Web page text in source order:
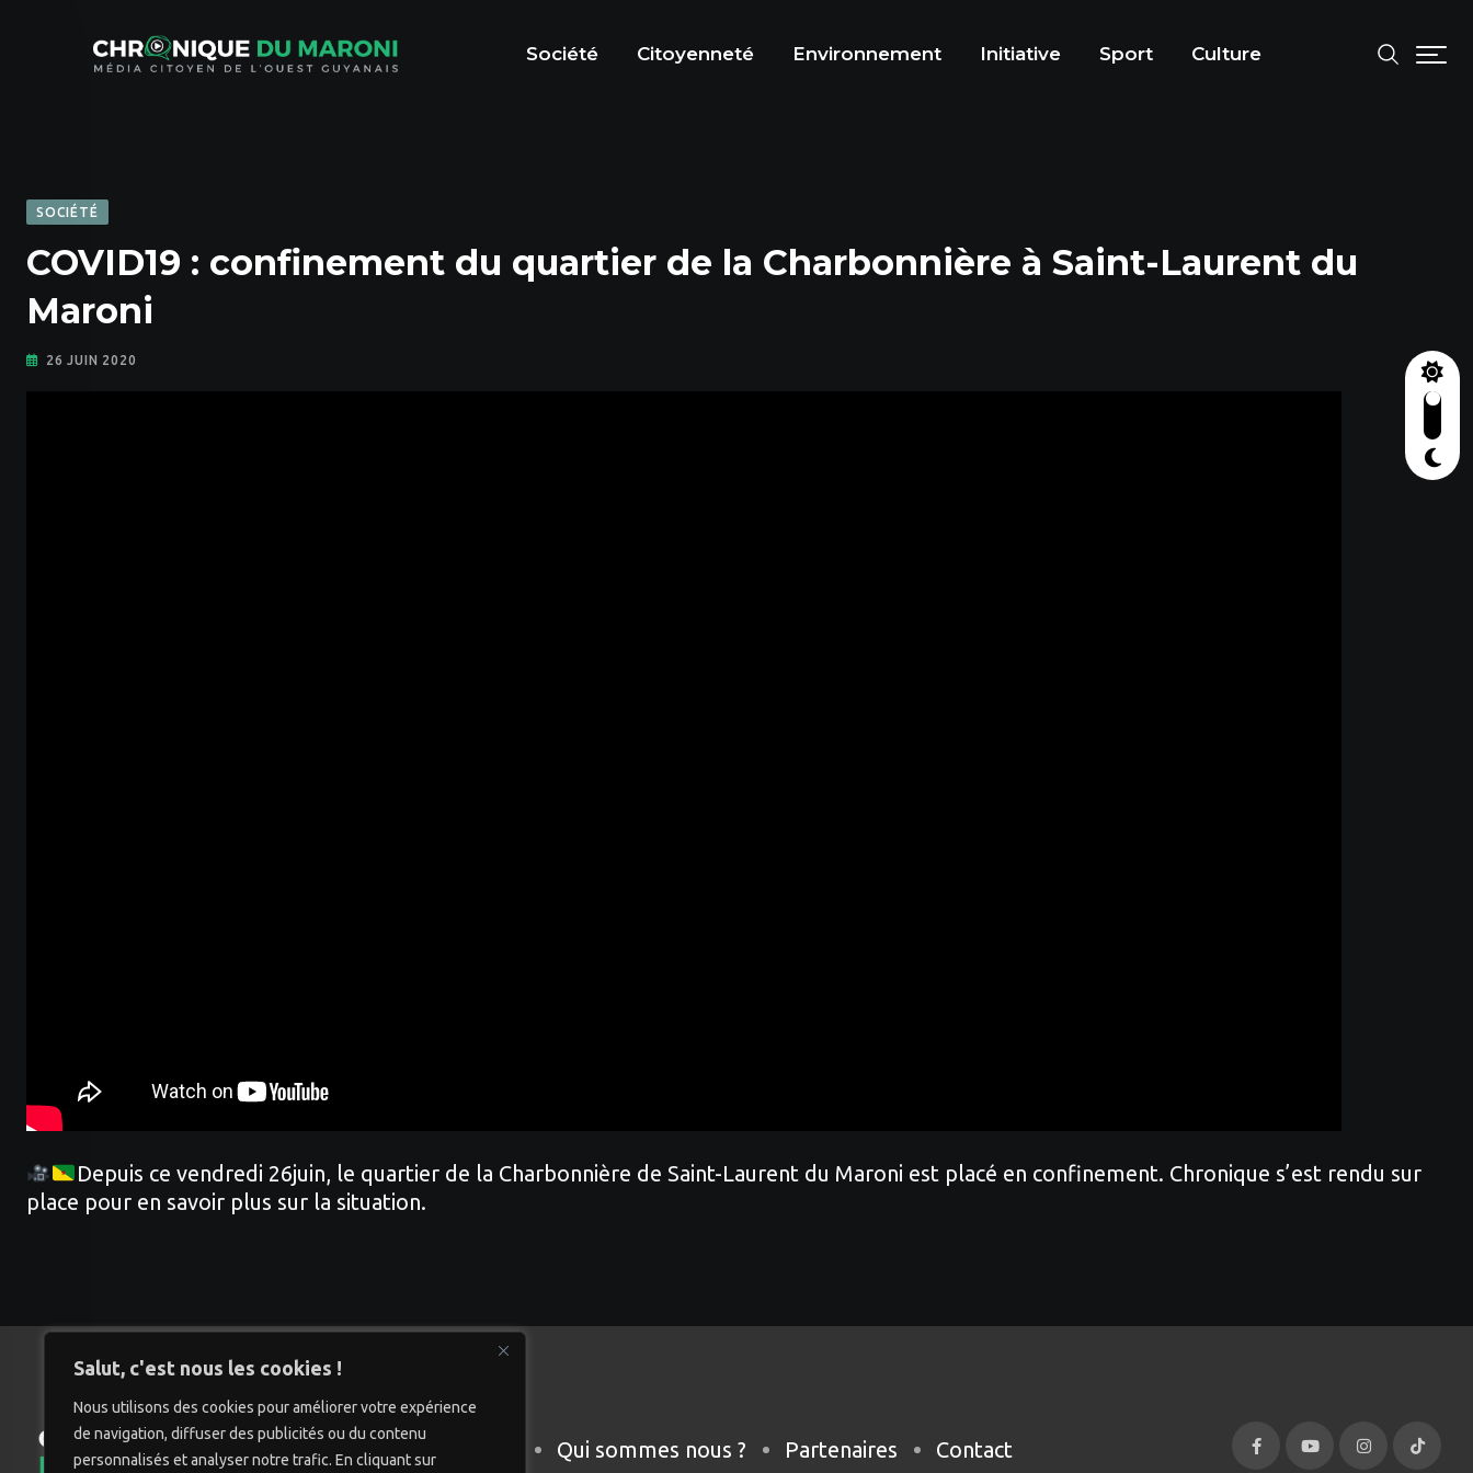
Salut, c'est nous les cookies !
Nous utilisons des cookies pour améliorer votre expérience
de navigation, diffuser des publicités ou du contenu
personnalisés et analyser notre trafic. En cliquant sur
Société Citoyenneté Environnement Initiative Sport Culture
SOCIÉTÉ
COVID19 : confinement du quartier de la Charbonnière à Saint-Laurent du
Maroni
26 JUIN 2020
Depuis ce vendredi 26juin, le quartier de la Charbonnière de Saint-Laurent du Maroni est placé en confinement. Chronique s’est rendu sur
place pour en savoir plus sur la situation.
Qui sommes nous ? Partenaires Contact